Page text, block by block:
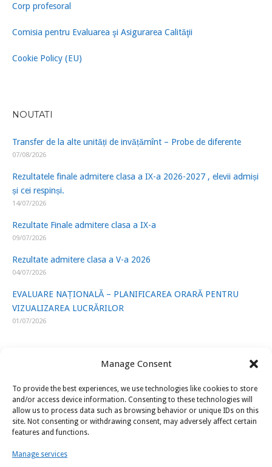
Manage Consent
To provide the best experiences, we use technologies like cookies to store
and/or access device information. Consenting to these technologies will
allow us to process data such as browsing behavior or unique IDs on this
site. Not consenting or withdrawing consent, may adversely affect certain
features and functions.
Manage services
Corp profesoral
Comisia pentru Evaluarea şi Asigurarea Calităţii
Cookie Policy (EU)
NOUTATI
Transfer de la alte unități de invățămînt – Probe de diferente
07/08/2026
Rezultatele finale admitere clasa a IX-a 2026-2027 , elevii admiși
și cei respinși.
14/07/2026
Rezultate Finale admitere clasa a IX-a
09/07/2026
Rezultate admitere clasa a V-a 2026
04/07/2026
EVALUARE NAȚIONALĂ – PLANIFICAREA ORARĂ PENTRU
VIZUALIZAREA LUCRĂRILOR
01/07/2026
LINK-URI UTILE
ISJ Prahova
Ministerul Educatiei